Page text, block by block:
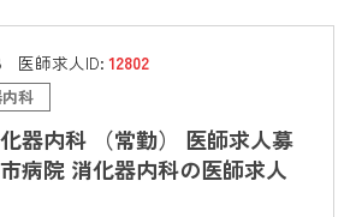
医師求人ID:12802
科
化器内科 （常勤） 医師求人募
病院 消化器内科の医師求人